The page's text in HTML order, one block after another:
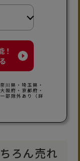
！
川県・埼玉県・
阪府・京都府・
部除外あり（詳
ろん売れ